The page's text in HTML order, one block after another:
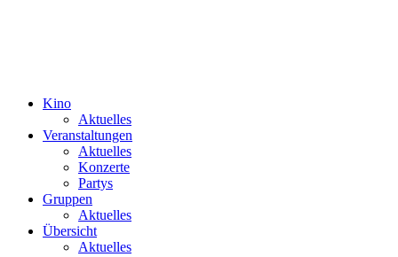
Kino
Aktuelles
Veranstaltungen
Aktuelles
Konzerte
Partys
Gruppen
Aktuelles
Übersicht
Aktuelles